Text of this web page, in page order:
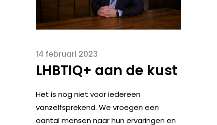
14 februari 2023
LHBTIQ+ aan de kust
Het is nog niet voor iedereen
vanzelfsprekend. We vroegen een
aantal mensen naar hun ervaringen en